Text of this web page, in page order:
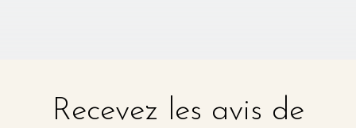
Recevez les avis de